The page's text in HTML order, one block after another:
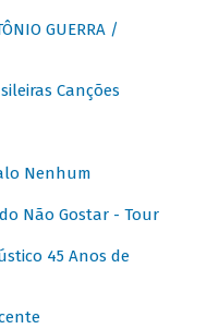
GUERRA /
Canções
Nenhum
Não Gostar - Tour
45 Anos de